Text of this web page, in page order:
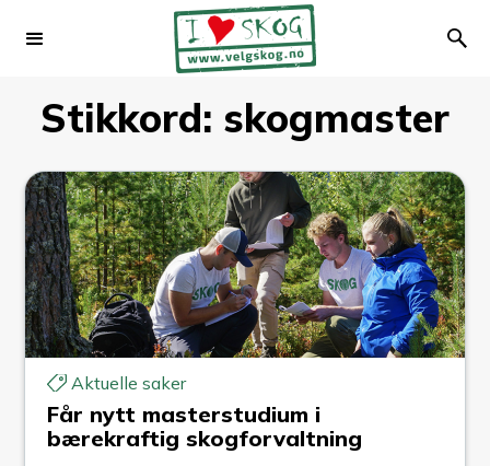
Stikkord: skogmaster
Aktuelle saker
Får nytt masterstudium i
bærekraftig skogforvaltning